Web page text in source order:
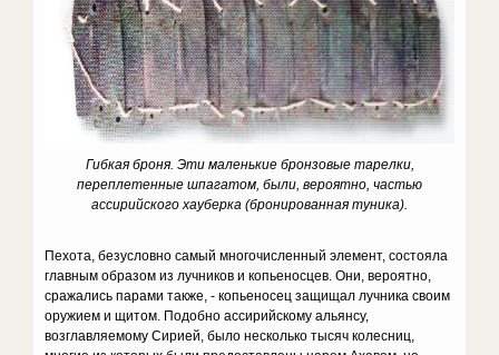
Гибкая броня. Эти маленькие бронзовые тарелки,
переплетенные шпагатом, были, вероятно, частью
ассирийского хауберка (бронированная туника).
Пехота, безусловно самый многочисленный элемент, состояла
главным образом из лучников и копьеносцев. Они, вероятно,
сражались парами также, - копьеносец защищал лучника своим
оружием и щитом. Подобно ассирийскому альянсу,
возглавляемому Сирией, было несколько тысяч колесниц,